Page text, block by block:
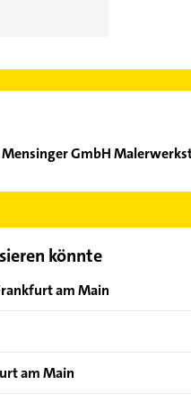
GmbH
könnte
am Main
am Main